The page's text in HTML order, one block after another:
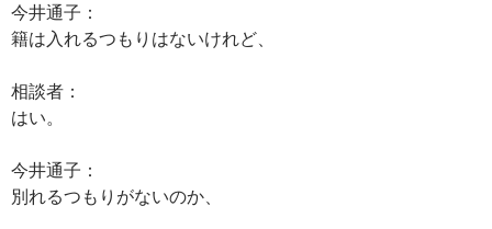
今井通子：
籍は入れるつもりはないけれど、
相談者：
はい。
今井通子：
別れるつもりがないのか、